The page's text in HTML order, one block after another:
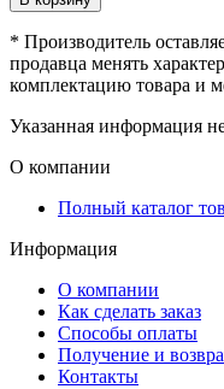
* Производитель
продавца менять
комплектацию товара и
Указанная информация
О компании
Полный каталог
Информация
О компании
Как сделать заказ
Способы оплаты
Получение и
Контакты